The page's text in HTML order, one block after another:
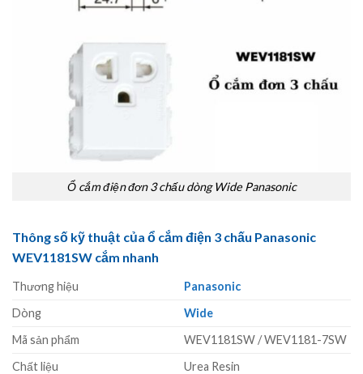
Ổ cắm điện đơn 3 chấu dòng Wide Panasonic
Thông số kỹ thuật của ổ cắm điện 3 chấu Panasonic
WEV1181SW cắm nhanh
Thương hiệu
Panasonic
Dòng
Wide
Mã sản phẩm
WEV1181SW / WEV1181-7SW
Chất liệu
Urea Resin